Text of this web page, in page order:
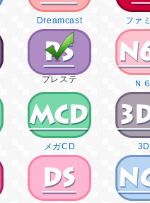
Dreamcast ファ
プレステ Ｎ
メガCD